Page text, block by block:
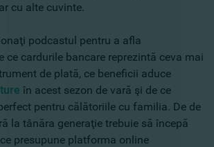
cu alte cuvinte.
podcastul pentru a afla
ce cardurile bancare reprezintă ceva mai
de plată, ce beneficii aduce
în acest sezon de vară şi de ce
pentru călătoriile cu familia. De de
la tânăra generaţie trebuie să începă
presupune platforma online